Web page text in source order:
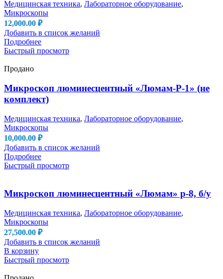
Медицинская техника, Лабораторное оборудование,
Микроскопы
12,000.00 ₽
Добавить в список желаний
Подробнее
Быстрый просмотр
Продано
Микроскоп люминесцентный «Люмам-Р-1» (не
комплект)
Медицинская техника, Лабораторное оборудование,
Микроскопы
10,000.00 ₽
Добавить в список желаний
Подробнее
Быстрый просмотр
Микроскоп люминесцентный «Люмам» р-8, б/у
Медицинская техника, Лабораторное оборудование,
Микроскопы
27,500.00 ₽
Добавить в список желаний
В корзину
Быстрый просмотр